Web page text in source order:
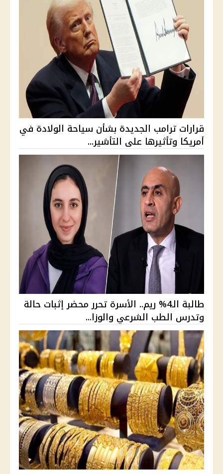
قرارات ترامب الجديدة بشأن سياحة الولادة في
أمريكا وتأثيرها على التأشير...
طالبة الـ4% ريم.. الأسرة تحرر محضر إثبات حالة
وتدرس الطب الشرعي والوزا...